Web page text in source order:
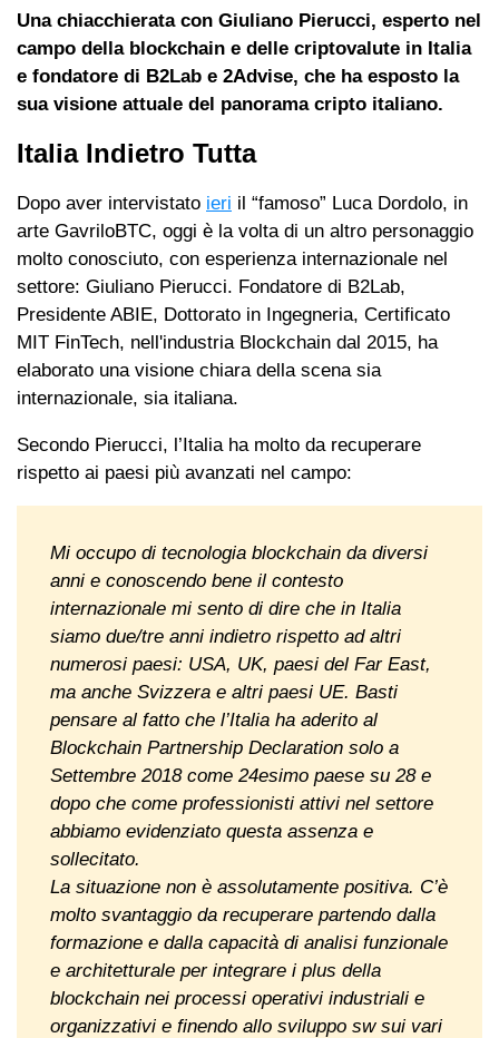
Una chiacchierata con Giuliano Pierucci, esperto nel
campo della blockchain e delle criptovalute in Italia
e fondatore di B2Lab e 2Advise, che ha esposto la
sua visione attuale del panorama cripto italiano.
Italia Indietro Tutta
Dopo aver intervistato ieri il “famoso” Luca Dordolo, in
arte GavriloBTC, oggi è la volta di un altro personaggio
molto conosciuto, con esperienza internazionale nel
settore: Giuliano Pierucci. Fondatore di B2Lab,
Presidente ABIE, Dottorato in Ingegneria, Certificato
MIT FinTech, nell'industria Blockchain dal 2015, ha
elaborato una visione chiara della scena sia
internazionale, sia italiana.
Secondo Pierucci, l’Italia ha molto da recuperare
rispetto ai paesi più avanzati nel campo:
Mi occupo di tecnologia blockchain da diversi
anni e conoscendo bene il contesto
internazionale mi sento di dire che in Italia
siamo due/tre anni indietro rispetto ad altri
numerosi paesi: USA, UK, paesi del Far East,
ma anche Svizzera e altri paesi UE. Basti
pensare al fatto che l’Italia ha aderito al
Blockchain Partnership Declaration solo a
Settembre 2018 come 24esimo paese su 28 e
dopo che come professionisti attivi nel settore
abbiamo evidenziato questa assenza e
sollecitato.
La situazione non è assolutamente positiva. C’è
molto svantaggio da recuperare partendo dalla
formazione e dalla capacità di analisi funzionale
e architetturale per integrare i plus della
blockchain nei processi operativi industriali e
organizzativi e finendo allo sviluppo sw sui vari